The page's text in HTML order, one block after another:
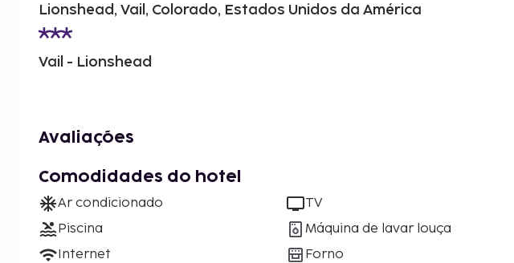
Lionshead, Vail, Colorado, Estados Unidos da América
Vail - Lionshead
Avaliações
Comodidades do hotel
Ar condicionado
Piscina
Internet
TV
Máquina de lavar louça
Forno